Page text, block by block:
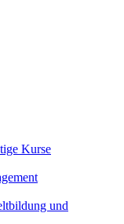
Kurse
und